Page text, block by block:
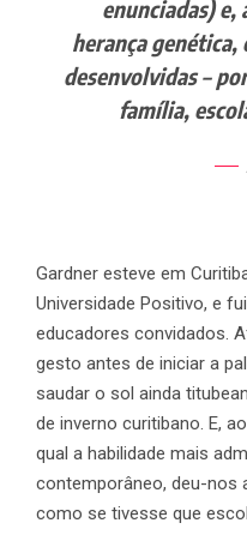
enunciadas) e,
herança genética,
desenvolvidas –
família,
Gardner esteve em
Universidade Positivo, e
educadores convidados.
gesto antes de iniciar a
saudar o sol ainda
de inverno curitibano. E,
qual a habilidade mais
contemporâneo, deu-nos
como se tivesse que